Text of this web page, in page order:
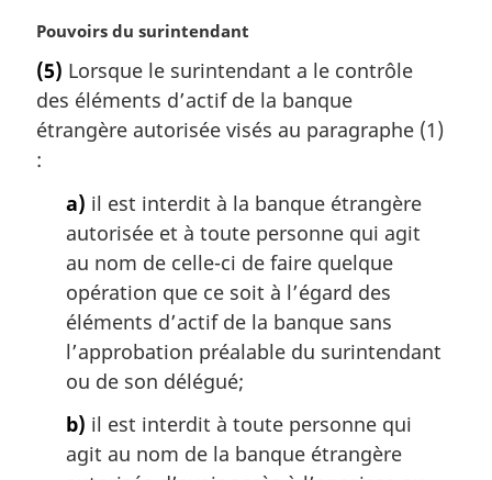
e
N
t
e
m
a
r
Pouvoirs du surintendant
(5) Lorsque le surintendant a le contrôle
des éléments d’actif de la banque
étrangère autorisée visés au paragraphe (1)
:
a) il est interdit à la banque étrangère
autorisée et à toute personne qui agit
au nom de celle-ci de faire quelque
opération que ce soit à l’égard des
éléments d’actif de la banque sans
l’approbation préalable du surintendant
ou de son délégué;
b) il est interdit à toute personne qui
agit au nom de la banque étrangère